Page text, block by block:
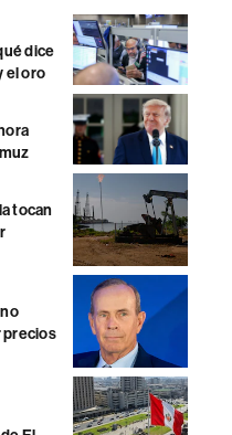
dice
el oro
tocan
precios